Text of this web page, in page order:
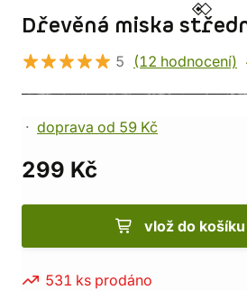
Dřevěná miska
5 (12 hodnocení)
doprava od 59 Kč
299 Kč
vlož do košíku
531 ks prodáno